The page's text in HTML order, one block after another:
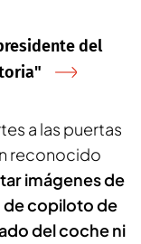
del
a las puertas
reconocido
imágenes de
de copiloto de
del coche ni